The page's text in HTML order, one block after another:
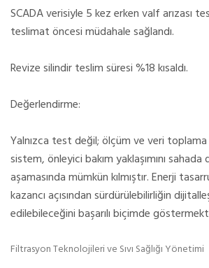
SCADA verisiyle 5 kez erken valf arızası
teslimat öncesi müdahale sağlandı.
Revize silindir teslim süresi %18 kısaldı.
Değerlendirme:
Yalnızca test değil; ölçüm ve veri
sistem, önleyici bakım yaklaşımını
aşamasında mümkün kılmıştır. Enerji
kazancı açısından sürdürülebilirliğin
edilebileceğini başarılı biçimde
Filtrasyon Teknolojileri ve Sıvı Sağlığı Yönetimi